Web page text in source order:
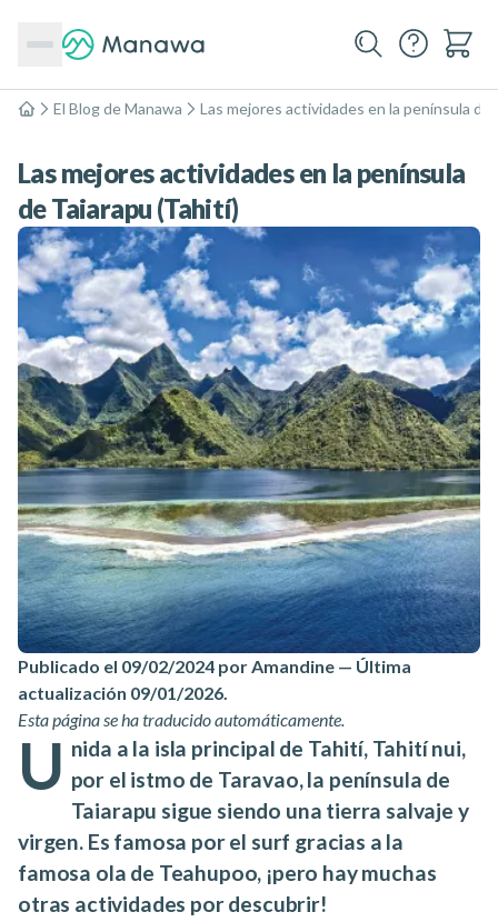
Inicio
El Blog de Manawa Las mejores actividades en la península de
Las mejores actividades en la península
de Taiarapu (Tahití)
Publicado el 09/02/2024 por Amandine — Última
actualización 09/01/2026.
Esta página se ha traducido automáticamente.
U nida a la isla principal de Tahití, Tahití nui,
por el istmo de Taravao, la península de
Taiarapu sigue siendo una tierra salvaje y
virgen. Es famosa por el surf gracias a la
famosa ola de Teahupoo, ¡pero hay muchas
otras actividades por descubrir!